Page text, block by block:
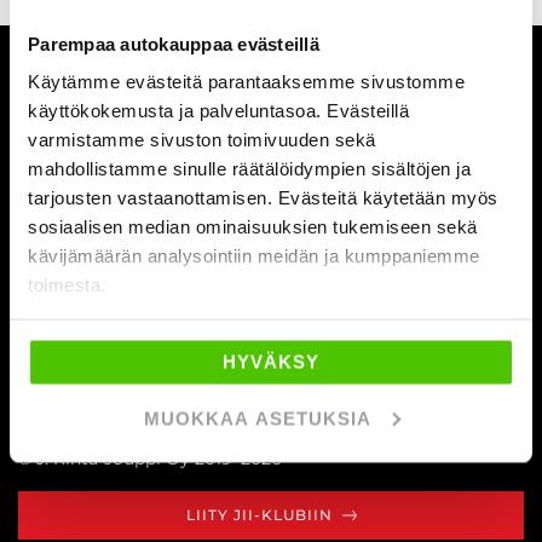
Parempaa autokauppaa evästeillä
Käytämme evästeitä parantaaksemme sivustomme
käyttökokemusta ja palveluntasoa. Evästeillä
varmistamme sivuston toimivuuden sekä
mahdollistamme sinulle räätälöidympien sisältöjen ja
tarjousten vastaanottamisen. Evästeitä käytetään myös
sosiaalisen median ominaisuuksien tukemiseen sekä
kävijämäärän analysointiin meidän ja kumppaniemme
toimesta.
HYVÄKSY
MUOKKAA ASETUKSIA
YRITYS
AUTOLIIKKEET
AUTOHUOLTO
Myynnin aukioloajat
Instagram
LinkedIn
Youtube
Tiktok
© J. Rinta-Jouppi Oy 2019–2026
LIITY JII-KLUBIIN